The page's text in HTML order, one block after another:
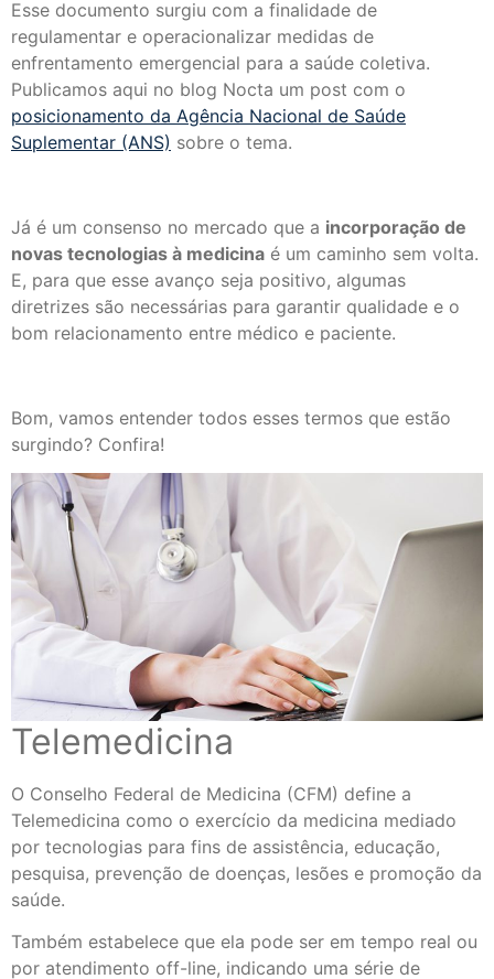
Esse documento surgiu com a finalidade de
regulamentar e operacionalizar medidas de
enfrentamento emergencial para a saúde coletiva.
Publicamos aqui no blog Nocta um post com o
posicionamento da Agência Nacional de Saúde
Suplementar (ANS) sobre o tema.
Já é um consenso no mercado que a incorporação de
novas tecnologias à medicina é um caminho sem volta.
E, para que esse avanço seja positivo, algumas
diretrizes são necessárias para garantir qualidade e o
bom relacionamento entre médico e paciente.
Bom, vamos entender todos esses termos que estão
surgindo? Confira!
Telemedicina
O Conselho Federal de Medicina (CFM) define a
Telemedicina como o exercício da medicina mediado
por tecnologias para fins de assistência, educação,
pesquisa, prevenção de doenças, lesões e promoção da
saúde.
Também estabelece que ela pode ser em tempo real ou
por atendimento off-line, indicando uma série de